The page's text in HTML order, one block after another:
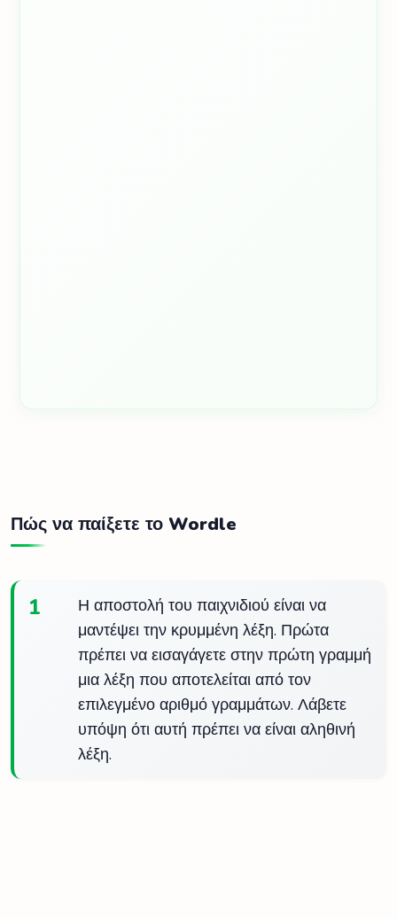
Πώς να παίξετε το Wordle
1
Η αποστολή του παιχνιδιού είναι να
μαντέψει την κρυμμένη λέξη. Πρώτα
πρέπει να εισαγάγετε στην πρώτη γραμμή
μια λέξη που αποτελείται από τον
επιλεγμένο αριθμό γραμμάτων. Λάβετε
υπόψη ότι αυτή πρέπει να είναι αληθινή
λέξη.